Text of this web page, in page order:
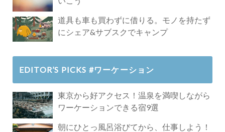
道具も車も買わずに借りる。モノを持たず
にシェア&サブスクでキャンプ
EDITOR’S PICKS #ワーケーション
東京から好アクセス！温泉を満喫しながら
ワーケーションできる宿9選
朝にひとっ風呂浴びてから、仕事しよう！